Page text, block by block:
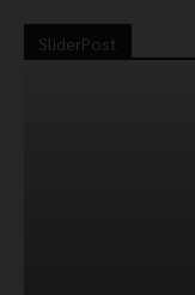
พระนครศรีอยุธยา ประ
อิเล็
SliderPost